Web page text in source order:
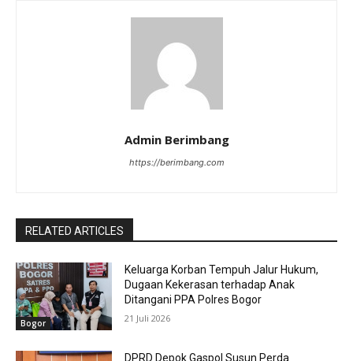
Admin Berimbang
https://berimbang.com
RELATED ARTICLES
Bogor
Keluarga Korban Tempuh Jalur Hukum,
Dugaan Kekerasan terhadap Anak
Ditangani PPA Polres Bogor
21 Juli 2026
DPRD Depok Gaspol Susun Perda